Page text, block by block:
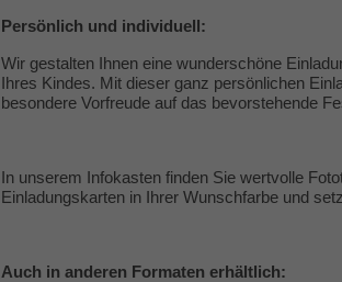
Persönlich und individuell:
Wir gestalten Ihnen eine wunderschöne
Ihres Kindes. Mit dieser ganz persönlichen
besondere Vorfreude auf das bevorstehende
In unserem Infokasten finden Sie wertvolle
Einladungskarten in Ihrer Wunschfarbe und
Auch in anderen Formaten erhältlich: